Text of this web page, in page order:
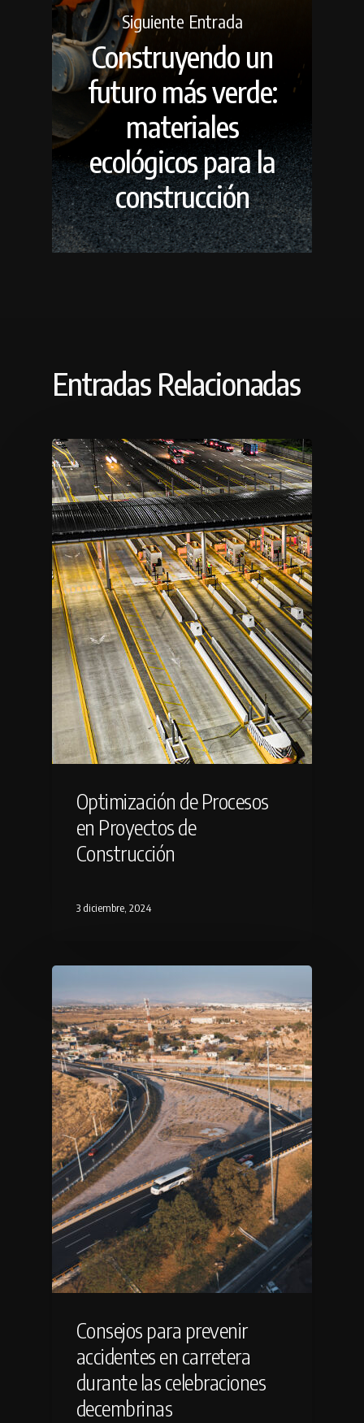
Siguiente Entrada
Construyendo un
futuro más verde:
materiales
ecológicos para la
construcción
Entradas Relacionadas
Optimización de Procesos
en Proyectos de
Construcción
3 diciembre, 2024
Consejos para prevenir
accidentes en carretera
durante las celebraciones
decembrinas